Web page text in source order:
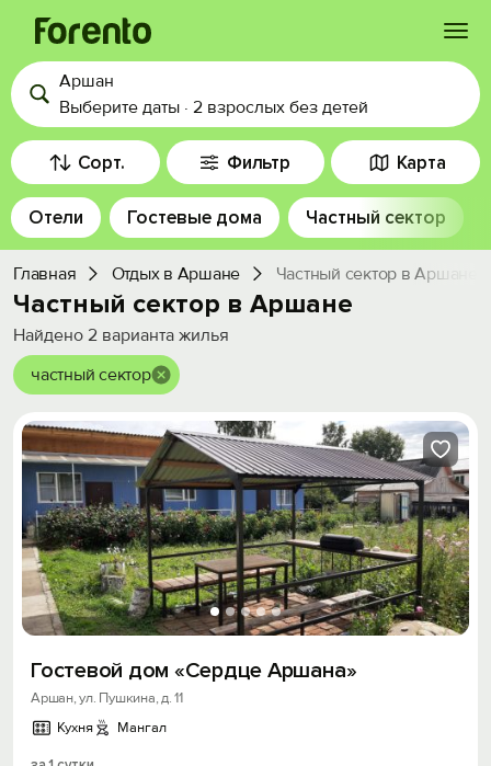
Войти
Избранное
История просмотра
Добавить свой объект
Аршан
Выберите даты · 2 взрослых без детей
Сорт. Фильтр Карта
Отели Гостевые дома Частный сектор
Главная Отдых в Аршане Частный сектор в Аршане
Частный сектор в Аршане
Найдено 2 варианта жилья
частный сектор
Гостевой дом «Сердце Аршана»
Аршан, ул. Пушкина, д. 11
Кухня
Мангал